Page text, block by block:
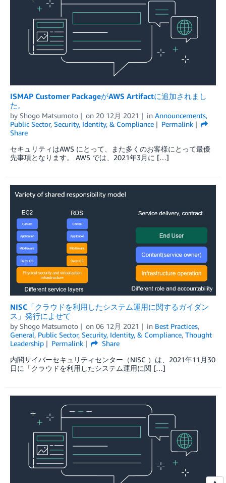
ISMAP Customer PackageがAWS Artifactに追加されまし
た。
by Shogo Matsumoto on 20 12月 2021 in Announcements,
Public Sector, Security, Identity, & Compliance
Permalink
Share
セキュリティはAWS にとって、また多くのお客様にとって最優
先事項となります。 AWS では、2021年3月に […]
NISC「クラウドを利用したシステム運用に関するガイダン
ス」発行によせて
by Shogo Matsumoto on 06 12月 2021 in Best Practices,
General, Public Sector, Security, Identity, & Compliance, Thought
Leadership
Permalink
Share
内閣サイバーセキュリティセンター（NISC ）は、2021年11月30
日に「クラウドを利用したシステム運用に関 […]